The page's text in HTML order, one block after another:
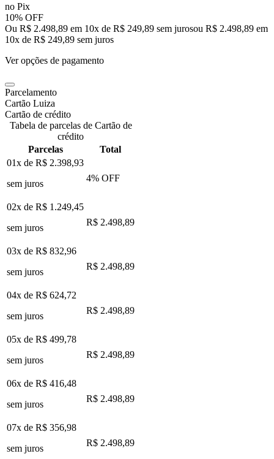
no Pix
10% OFF
Ou R$ 2.498,89 em 10x de R$ 249,89 sem jurosou R$ 2.498,89 em
10x de R$ 249,89 sem juros
Ver opções de pagamento
Parcelamento
Cartão Luiza
Cartão de crédito
Tabela de parcelas de Cartão de
crédito
Parcelas
Total
01x de R$ 2.398,93
sem juros
4% OFF
02x de R$ 1.249,45
sem juros
R$ 2.498,89
03x de R$ 832,96
sem juros
R$ 2.498,89
04x de R$ 624,72
sem juros
R$ 2.498,89
05x de R$ 499,78
sem juros
R$ 2.498,89
06x de R$ 416,48
sem juros
R$ 2.498,89
07x de R$ 356,98
sem juros
R$ 2.498,89